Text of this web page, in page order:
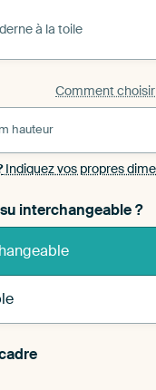
à la toile
Comment
hauteur
Indiquez vos propres
interchangeable ?
impression dans
cela fonctionne.